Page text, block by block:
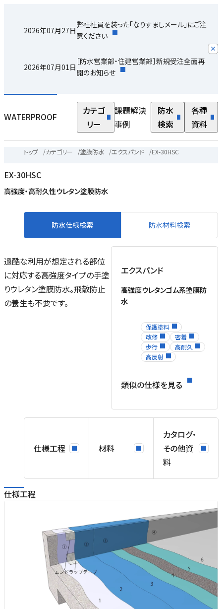
2026年07月27日
弊社社員を装った「なりすましメール」にご注
意ください
2026年07月01日
［防水営業部・住建営業部］新規受注全面再
開のお知らせ
WATERPROOF
カテゴ
リー
課題解決
事例
防水
検索
各種
資料
トップ /カテゴリー /塗膜防水 /エクスパンド /EX-30HSC
EX-30HSC
高強度・高耐久性ウレタン塗膜防水
防水仕様検索 防水材料検索
過酷な利用が想定される部位
に対応する高強度タイプの手塗
りウレタン塗膜防水。飛散防止
の養生も不要です。
エクスパンド
高強度ウレタンゴム系塗膜防
水
保護塗料
改修
密着
歩行
高耐久
高反射
類似の仕様を見る
仕様工程 材料
カタログ・
その他資
料
仕様工程